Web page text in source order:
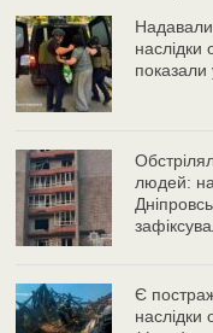
наслідки
людей:
Є
наслідки